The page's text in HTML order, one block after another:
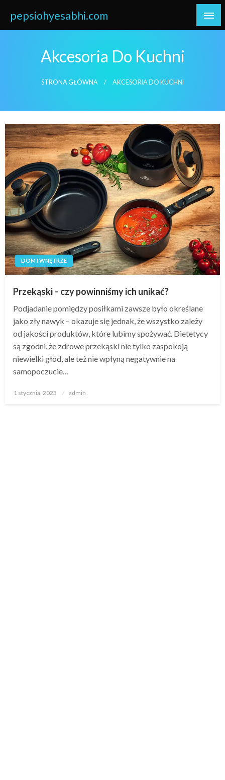
content
pepsiohyesabhi.com
Akcesoria Do Kuchni
STRONA GŁÓWNA AKCESORIA DO KUCHNI
DOM I WNĘTRZE
Przekąski – czy powinniśmy ich unikać?
Podjadanie pomiędzy posiłkami zawsze było określane
jako zły nawyk – okazuje się jednak, że wszystko zależy
od jakości produktów, które lubimy spożywać. Dietetycy
są zgodni, że zdrowe przekąski nie tylko zaspokoją
niewielki głód, ale też nie wpłyną negatywnie na
samopoczucie…
Opublikowane
1 stycznia, 2023 admin